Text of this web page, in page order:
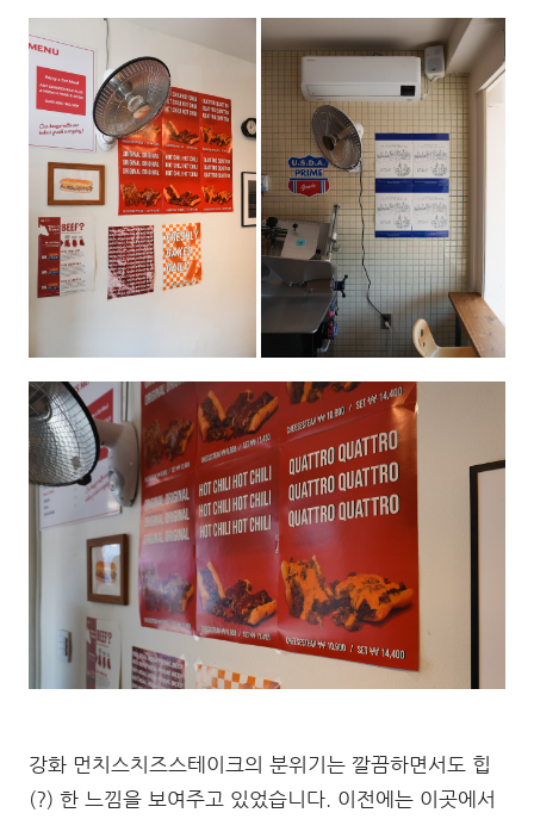
강화 먼치스치즈스테이크의 분위기는 깔끔하면서도 힙
(?) 한 느낌을 보여주고 있었습니다. 이전에는 이곳에서